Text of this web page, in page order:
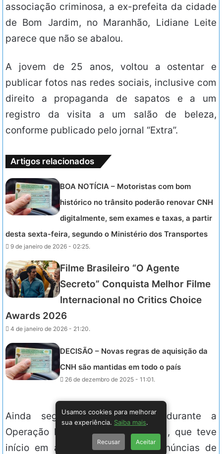
associação criminosa, a ex-prefeita da cidade
de Bom Jardim, no Maranhão, Lidiane Leite
parece que não se abalou.
A jovem de 25 anos, voltou a ostentar e
publicar fotos nas redes sociais, inclusive com
direito a propaganda de sapatos e a um
registro da visita a um salão de beleza,
conforme publicado pelo jornal “Extra”.
Artigos relacionados
BOA NOTÍCIA – Motoristas com bom
histórico no trânsito poderão renovar CNH
digitalmente, sem exames e taxas, a partir
desta sexta-feira, segundo o Ministério dos Transportes
9 de janeiro de 2026 - 02:25.
Filme Brasileiro “O Agente
Secreto” Conquista Melhor Filme
Internacional no Critics Choice
Awards 2026
4 de janeiro de 2026 - 21:20.
DECISÃO – Novas regras de aquisição da
CNH são mantidas em todo o país
26 de dezembro de 2025 - 11:01.
Ainda segundo a publicação, durante a
Operação Éden, da Polícia Federal, que teve
início em agosto e investigou denúncias de
Usamos cookies para melhorar
sua experiência. Saiba mais
Recusar Aceitar